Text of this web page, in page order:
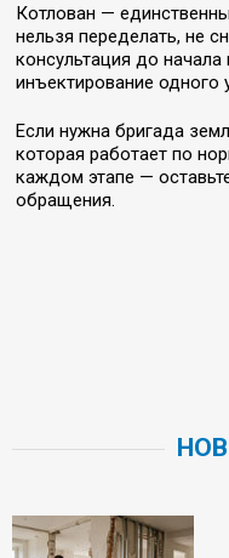
Котлован —
нельзя переделать, не
консультация до
инъектирование одного
Если нужна бригада
которая работает по
каждом этапе —
обращения.